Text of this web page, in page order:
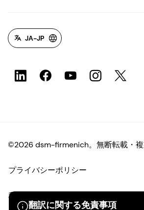
翻訳に関する免責事項
JA-JP
©2026 dsm-firmenich。無断転載・複
プライバシーポリシー
利用規約